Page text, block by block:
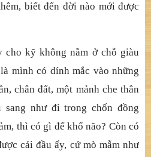
biết đến đời nào mới được
cho kỹ không nằm ở chỗ giàu
mình có dính mắc vào những
chân đất, một mảnh che thân
sang như đi trong chốn đồng
thì có gì để khổ não? Còn có
cái đầu ấy, cứ mò mẫm như